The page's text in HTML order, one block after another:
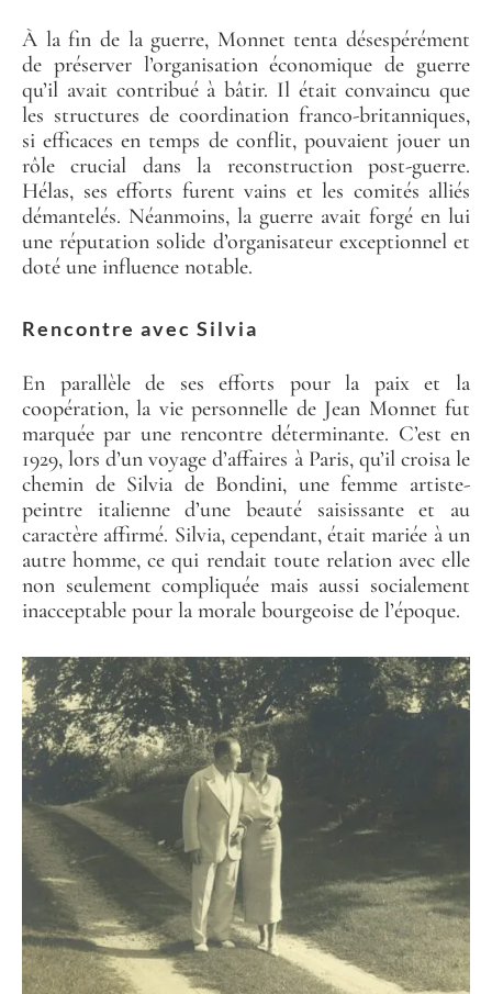
​À la fin de la guerre, Monnet tenta désespérément
de préserver l’organisation économique de guerre
qu’il avait contribué à bâtir. Il était convaincu que
les structures de coordination franco-britanniques,
si efficaces en temps de conflit, pouvaient jouer un
rôle crucial dans la reconstruction post-guerre.
Hélas, ses efforts furent vains et les comités alliés
démantelés. Néanmoins, la guerre avait forgé en lui
une réputation solide d’organisateur exceptionnel et
doté une influence notable.
Rencontre avec Silvia
En parallèle de ses efforts pour la paix et la
coopération, la vie personnelle de Jean Monnet fut
marquée par une rencontre déterminante. C’est en
1929, lors d’un voyage d’affaires à Paris, qu’il croisa le
chemin de Silvia de Bondini, une femme artiste-
peintre italienne d’une beauté saisissante et au
caractère affirmé. Silvia, cependant, était mariée à un
autre homme, ce qui rendait toute relation avec elle
non seulement compliquée mais aussi socialement
inacceptable pour la morale bourgeoise de l’époque.